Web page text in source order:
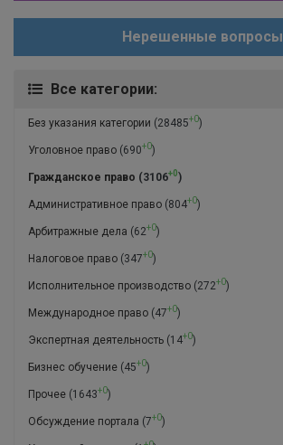
Нерешенные вопросы
Все категории:
Без указания категории (28485+0)
Уголовное право (690+0)
Гражданское право (3106+0)
Административное право (804+0)
Арбитражные дела (62+0)
Налоговое право (347+0)
Исполнительное производство (272+0)
Международное право (47+0)
Экспертная деятельность (14+0)
Бизнес обучение (45+0)
Прочее (1643+0)
Обсуждение портала (7+0)